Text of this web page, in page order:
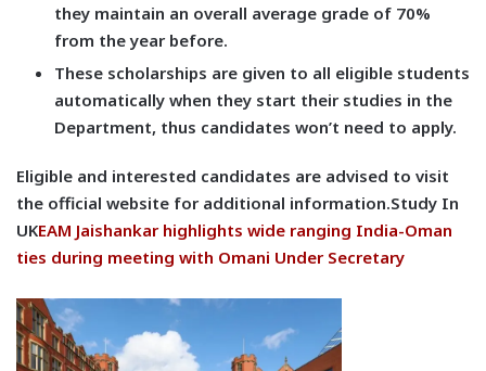
they maintain an overall average grade of 70%
from the year before.
These scholarships are given to all eligible students
automatically when they start their studies in the
Department, thus candidates won’t need to apply.
Eligible and interested candidates are advised to visit
the official website for additional information.Study In
UKEAM Jaishankar highlights wide ranging India-Oman
ties during meeting with Omani Under Secretary